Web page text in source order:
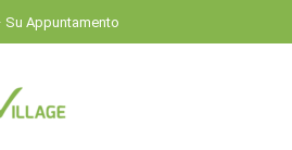
Appuntamento